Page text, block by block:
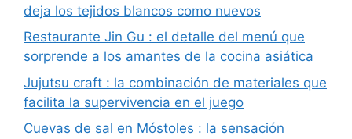
deja los tejidos blancos como nuevos
Restaurante Jin Gu : el detalle del menú que
sorprende a los amantes de la cocina asiática
Jujutsu craft : la combinación de materiales que
facilita la supervivencia en el juego
Cuevas de sal en Móstoles : la sensación